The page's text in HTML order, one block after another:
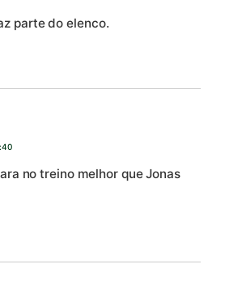
parte do elenco.
no treino melhor que Jonas